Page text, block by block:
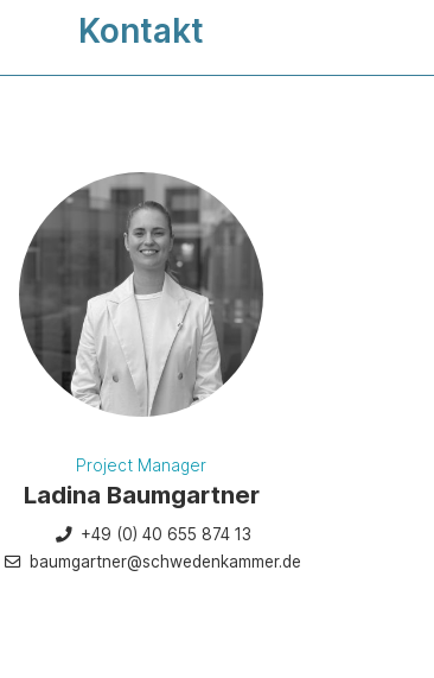
Kontakt
Project Manager
Ladina Baumgartner
+49 (0) 40 655 874 13
baumgartner@schwedenkammer.de